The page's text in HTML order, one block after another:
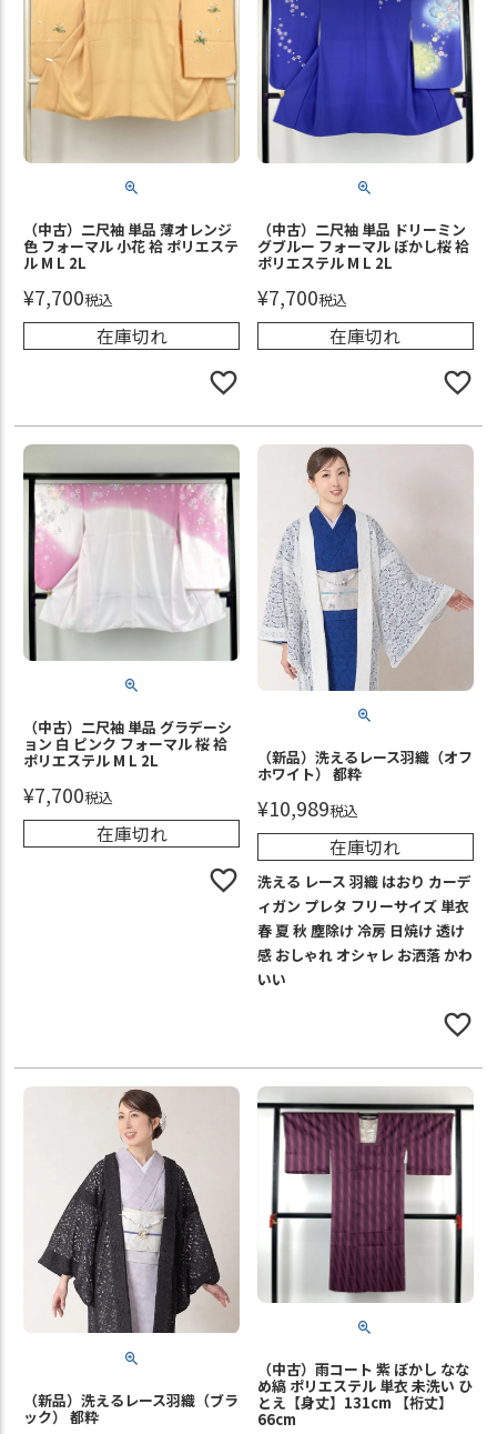
（中古）二尺袖 単品 薄オレンジ
色 フォーマル 小花 袷 ポリエステ
ル M L 2L
¥7,700税込
在庫切れ
（中古）二尺袖 単品 ドリーミン
グブルー フォーマル ぼかし桜 袷
ポリエステル M L 2L
¥7,700税込
在庫切れ
（中古）二尺袖 単品 グラデーシ
ョン 白 ピンク フォーマル 桜 袷
ポリエステル M L 2L
¥7,700税込
在庫切れ
（新品）洗えるレース羽織（オフ
ホワイト） 都粋
¥10,989税込
在庫切れ
洗える レース 羽織 はおり カーデ
ィガン プレタ フリーサイズ 単衣
春 夏 秋 塵除け 冷房 日焼け 透け
感 おしゃれ オシャレ お洒落 かわ
いい
（新品）洗えるレース羽織（ブラ
ック） 都粋
（中古）雨コート 紫 ぼかし なな
め縞 ポリエステル 単衣 未洗い ひ
とえ【身丈】131cm 【裄丈】
66cm